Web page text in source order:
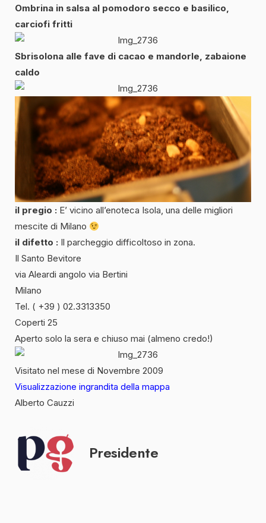
Ombrina in salsa al pomodoro secco e basilico,
carciofi fritti
Sbrisolona alle fave di cacao e mandorle, zabaione
caldo
il pregio : E’ vicino all’enoteca Isola, una delle migliori
mescite di Milano
il difetto : Il parcheggio difficoltoso in zona.
Il Santo Bevitore
via Aleardi angolo via Bertini
Milano
Tel. ( +39 ) 02.3313350
Coperti 25
Aperto solo la sera e chiuso mai (almeno credo!)
Visitato nel mese di Novembre 2009
Visualizzazione ingrandita della mappa
Alberto Cauzzi
Presidente